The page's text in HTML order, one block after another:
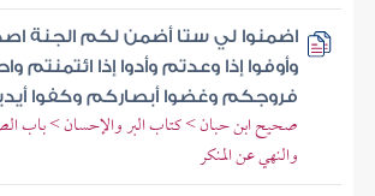
اضمنوا لي ستا أضمن لكم الجنة
وأوفوا إذا وعدتم وأدوا إذا ائتمنتم
فروجكم وغضوا أبصاركم وكفوا
صحيح ابن حبان > كتاب البر والإحسان > باب
والنهي عن المنكر